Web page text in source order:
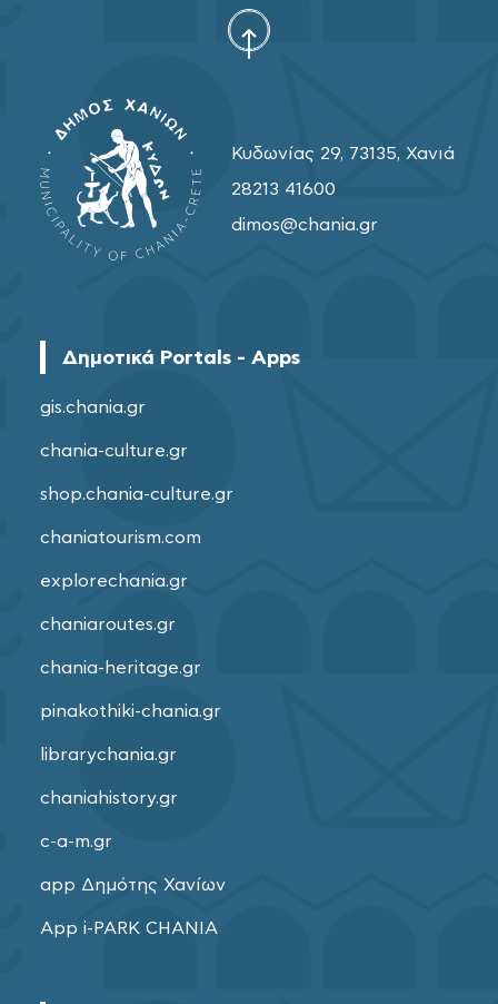
Κυδωνίας 29, 73135, Χανιά
28213 41600
dimos@chania.gr
Δημοτικά Portals - Apps
gis.chania.gr
chania-culture.gr
shop.chania-culture.gr
chaniatourism.com
explorechania.gr
chaniaroutes.gr
chania-heritage.gr
pinakothiki-chania.gr
librarychania.gr
chaniahistory.gr
c-a-m.gr
app Δημότης Χανίων
App i-PARK CHANIA